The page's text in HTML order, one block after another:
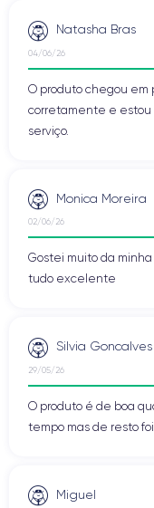
Natasha Bras
04/06/26
O produto chegou em
corretamente e estou
serviço.
Monica Moreira
02/06/26
Gostei muito da
tudo excelente
Silvia Goncalves
29/05/26
O produto é de boa
tempo mas de resto
Miguel